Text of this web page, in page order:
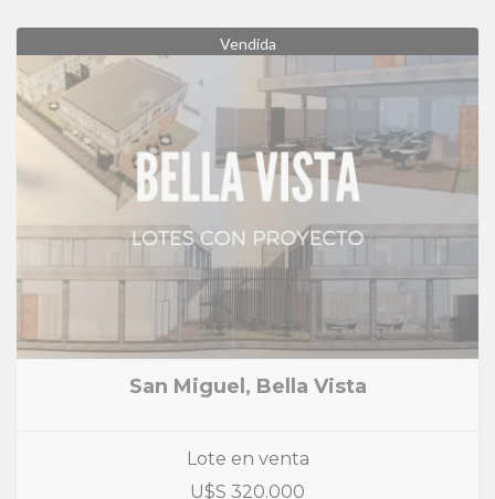
Vendida
San Miguel, Bella Vista
Lote en venta
U$S 320.000